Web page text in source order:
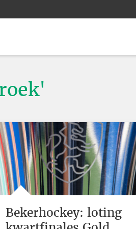
Bekerhockey: loting